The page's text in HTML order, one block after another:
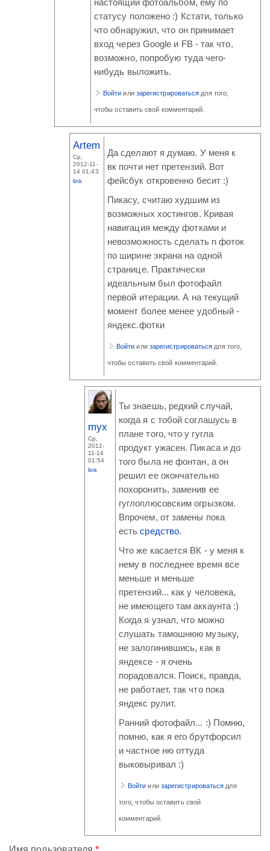
настоящий фотоальбом, ему по
статусу положено :) Кстати, только
что обнаружил, что он принимает
вход через Google и FB - так что,
возможно, попробую туда чего-
нибудь выложить.
Войти или зарегистрироваться для того,
чтобы оставить свой комментарий.
Artem
Ср,
2012-11-
14 01:43
link
Да сделают я думаю. У меня к
вк почти нет претензий. Вот
фейсбук откровенно бесит :)
Пикасу, считаю худшим из
возможных хостингов. Кривая
навигация между фотками и
невозможность сделать n фоток
по ширине экрана на одной
странице. Практически
идеальным был фотофайл
первой итерации. А на текущий
момент более менее удобный -
яндекс.фотки
Войти или зарегистрироваться для того,
чтобы оставить свой комментарий.
myx
Ср,
2012-
11-14
01:54
link
Ты знаешь, редкий случай,
когда я с тобой соглашусь в
плане того, что у гугла
продукт ужасен. Пикаса и до
того была не фонтан, а он
решил ее окончательно
похоронить, заменив ее
гуглоплюсовским огрызком.
Впрочем, от замены пока
естьсредство.
Что же касается ВК - у меня к
нему в последнее время все
меньше и меньше
претензий... как у человека,
не имеющего там аккаунта :)
Когда я узнал, что можно
слушать тамошнюю музыку,
не залогинившись, как в
яндексе - я очень
порадовался. Поиск, правда,
не работает, так что пока
яндекс рулит.
Ранний фотофайл... :) Помню,
помню, как я его брутфорсил
и частное ню оттуда
выковыривал :)
Войти или зарегистрироваться для
того, чтобы оставить свой
комментарий.